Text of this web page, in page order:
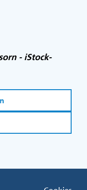
- iStock-